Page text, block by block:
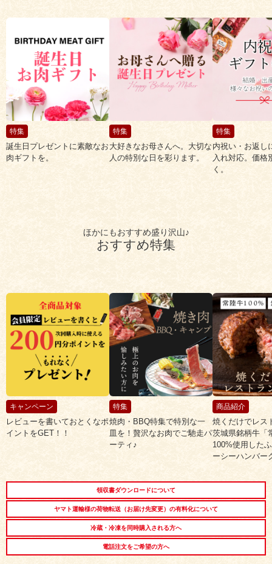
焼き方レシピ
レビュー一覧
ご予算から選ぶ
牛肉部位一覧
コーンスープ
目録ギフト
手造りタレ
プレミアムギフト
商品券
特集
誕生日プレゼントに素敵なお
肉ギフトを。
特集
大好きなお母さんへ。大切な
人の特別な日を彩ります。
特集
内祝い・お返し
入れ対応。価格
く。
ほかにもおすすめ盛り沢山♪
おすすめ特集
キャンペーン
レビューを書いておとくなポ
イントをGET！！
特集
焼肉・BBQ特集で特別な一
皿を！贅沢なお肉でご馳走パ
ーティ♪
商品紹介
焼くだけでレス
茨城県銘柄牛「
100%使用した
ーシーハンバー
領収書ダウンロードについて
ヤマト運輸様の荷物転送（お届け先変更）の有料化について
冷蔵・冷凍を同時購入される方へ
電話注文をご希望の方へ